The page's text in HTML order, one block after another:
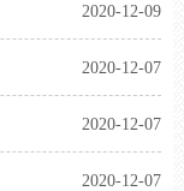
2020-12-09
2020-12-07
2020-12-07
2020-12-07